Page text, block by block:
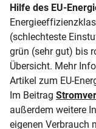
Hilfe des EU-
(schlechteste
grün (sehr gut) bis
Übersicht. Mehr
Artikel zum EU-
Im Beitrag
außerdem weitere
eigenen Verbrauch